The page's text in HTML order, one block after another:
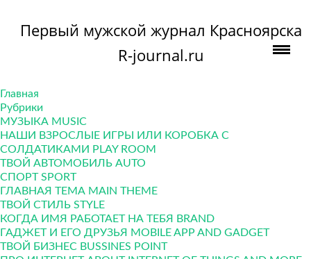
Первый мужской журнал Красноярска
R-journal.ru
Главная
Рубрики
МУЗЫКА MUSIC
НАШИ ВЗРОСЛЫЕ ИГРЫ ИЛИ КОРОБКА С
СОЛДАТИКАМИ PLAY ROOM
ТВОЙ АВТОМОБИЛЬ AUTO
СПОРТ SPORT
ГЛАВНАЯ ТЕМА MAIN THEME
ТВОЙ СТИЛЬ STYLE
КОГДА ИМЯ РАБОТАЕТ НА ТЕБЯ BRAND
ГАДЖЕТ И ЕГО ДРУЗЬЯ MOBILE APP AND GADGET
ТВОЙ БИЗНЕС ВUSSINES POINT